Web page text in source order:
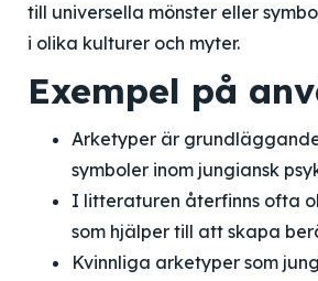
till universella mönster eller
i olika kulturer och myter.
Exempel på
Arketyper är
symboler inom jungiansk
I litteraturen återfinns ofta
som hjälper till att skapa
Kvinnliga arketyper som